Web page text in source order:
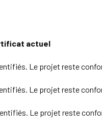
actuel
Le projet reste
Le projet reste
Le projet reste